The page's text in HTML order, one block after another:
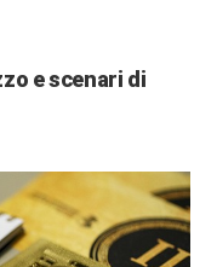
e scenari di